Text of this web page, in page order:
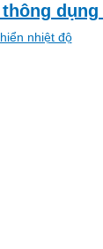
dụng
nhiệt độ